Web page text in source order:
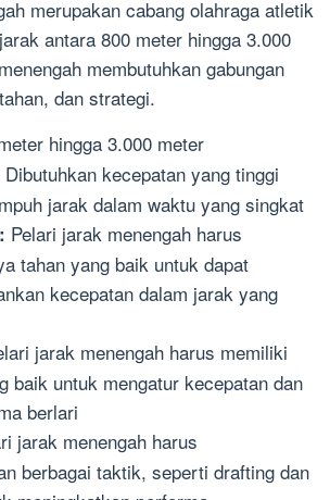
merupakan cabang olahraga atletik
antara 800 meter hingga 3.000
membutuhkan gabungan
dan strategi.
hingga 3.000 meter
Dibutuhkan kecepatan yang tinggi
jarak dalam waktu yang singkat
Pelari jarak menengah harus
tahan yang baik untuk dapat
kecepatan dalam jarak yang
jarak menengah harus memiliki
baik untuk mengatur kecepatan dan
berlari
jarak menengah harus
berbagai taktik, seperti drafting dan